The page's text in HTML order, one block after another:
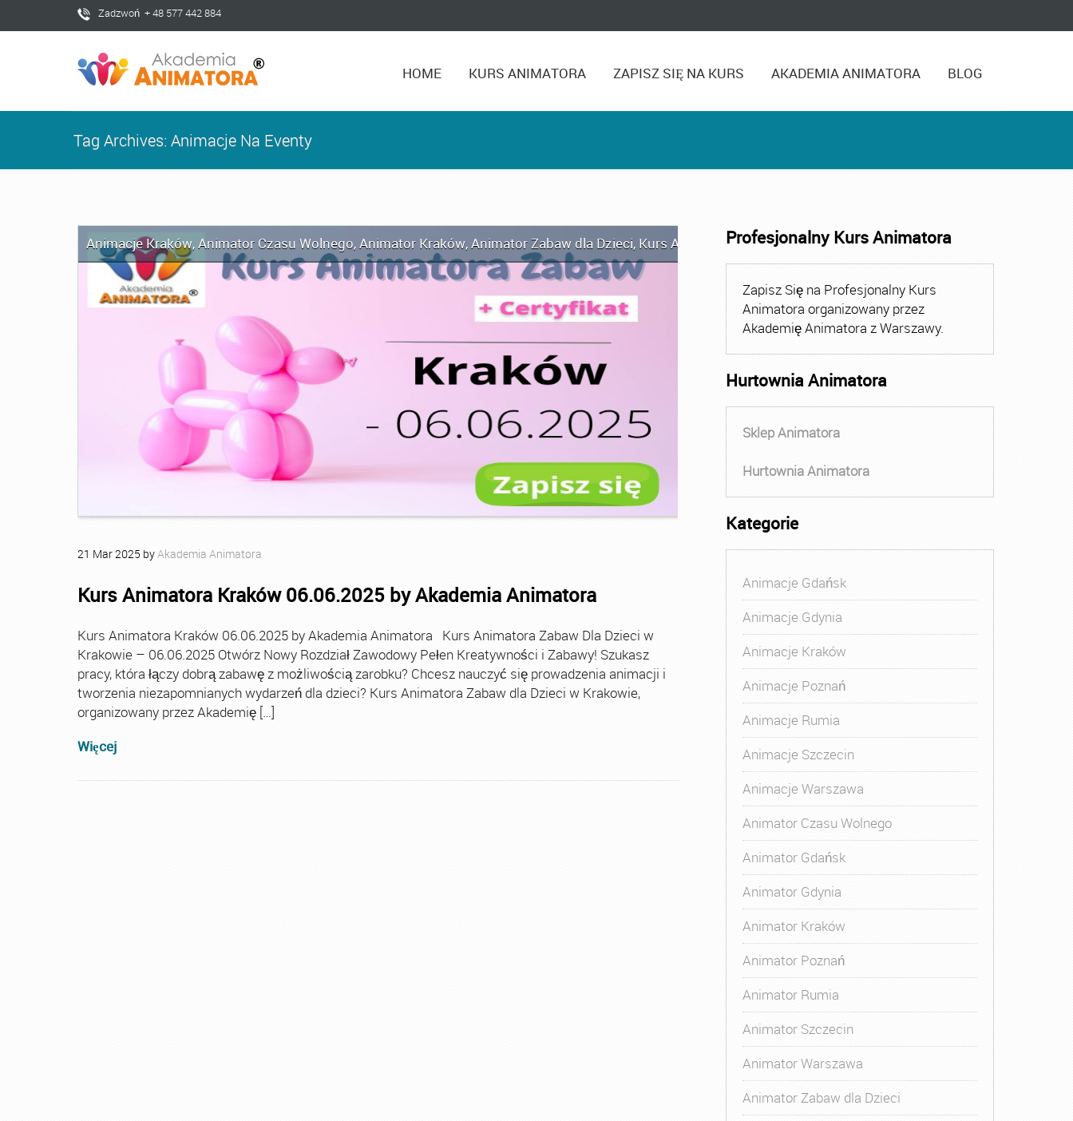
Zadzwoń + 48 577 442 884
HOME KURS ANIMATORA ZAPISZ SIĘ NA KURS AKADEMIA ANIMATORA BLOG
Tag Archives: Animacje Na Eventy
Animacje Kraków,Animator Czasu Wolnego,Animator Kraków,Animator Zabaw dla Dzieci, Kurs Animatora,Kurs Animatora Czasu Wolnego,Kurs Animatora
21 Mar2025 byAkademia Animatora
Kurs Animatora Kraków 06.06.2025 by Akademia Animatora
Kurs Animatora Kraków 06.06.2025 by Akademia Animatora Kurs Animatora Zabaw Dla Dzieci w
Krakowie – 06.06.2025 Otwórz Nowy Rozdział Zawodowy Pełen Kreatywności i Zabawy! Szukasz
pracy, która łączy dobrą zabawę z możliwością zarobku? Chcesz nauczyć się prowadzenia animacji i
tworzenia niezapomnianych wydarzeń dla dzieci? Kurs Animatora Zabaw dla Dzieci w Krakowie,
organizowany przez Akademię […]
Więcej
Profesjonalny Kurs Animatora
Zapisz Się na Profesjonalny Kurs
Animatora organizowany przez
Akademię Animatora z Warszawy.
Hurtownia Animatora
Sklep Animatora
Hurtownia Animatora
Kategorie
Animacje Gdańsk
Animacje Gdynia
Animacje Kraków
Animacje Poznań
Animacje Rumia
Animacje Szczecin
Animacje Warszawa
Animator Czasu Wolnego
Animator Gdańsk
Animator Gdynia
Animator Kraków
Animator Poznań
Animator Rumia
Animator Szczecin
Animator Warszawa
Animator Zabaw dla Dzieci